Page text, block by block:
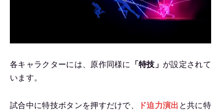
各キャラクターには、原作同様に 「特技」 が設定されて
います。
試合中に特技ボタンを押すだけで、 ド迫力演出 と共に特